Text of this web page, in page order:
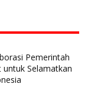
Pemerintah
Selamatkan